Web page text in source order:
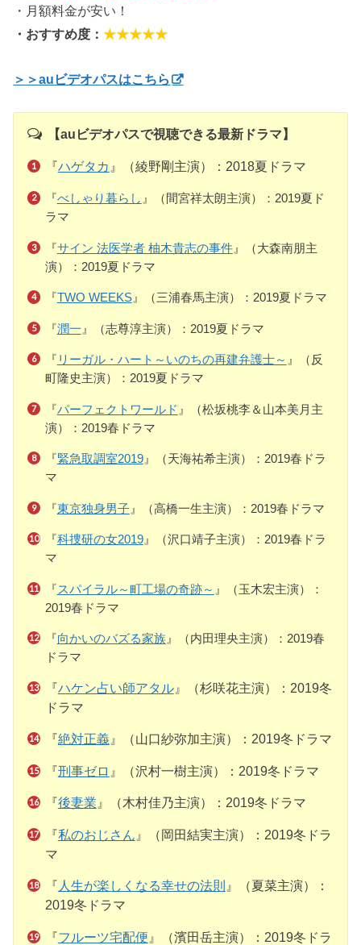
・月額料金が安い！
・おすすめ度：★★★★★
＞＞auビデオパスはこちら
【auビデオパスで視聴できる最新ドラマ】
『ハゲタカ 』（綾野剛主演）：2018夏ドラマ
『べしゃり暮らし 』（間宮祥太朗主演）：2019夏ド
ラマ
『サイン 法医学者 柚木貴志の事件』（大森南朋主
演）：2019夏ドラマ
『TWO WEEKS』（三浦春馬主演）：2019夏ドラマ
『潤一 』（志尊淳主演）：2019夏ドラマ
『 リーガル・ハート～いのちの再建弁護士～ 』（反
町隆史主演）：2019夏ドラマ
『パーフェクトワールド 』（松坂桃李＆山本美月主
演）：2019春ドラマ
『緊急取調室2019』（天海祐希主演）：2019春ドラ
マ
『東京独身男子』（高橋一生主演）：2019春ドラマ
『科捜研の女2019』（沢口靖子主演）：2019春ドラ
マ
『スパイラル～町工場の奇跡～ 』（玉木宏主演）：
2019春ドラマ
『向かいのバズる家族』（内田理央主演）：2019春
ドラマ
『ハケン占い師アタル』（杉咲花主演）：2019冬
ドラマ
『絶対正義』（山口紗弥加主演）：2019冬ドラマ
『刑事ゼロ 』（沢村一樹主演）：2019冬ドラマ
『後妻業 』（木村佳乃主演）：2019冬ドラマ
『私のおじさん 』（岡田結実主演）：2019冬ドラ
マ
『 人生が楽しくなる幸せの法則 』（夏菜主演）：
2019冬ドラマ
『フルーツ宅配便 』（濱田岳主演）：2019冬ドラ